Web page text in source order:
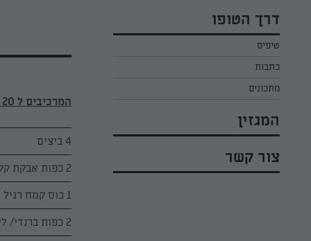
סלטים לפסח
עוגיות לפסח
קארין בנולול
מירי כהן
רובי מיכאל
דרך הטופו
טיפים
כתבות
מתכונים
המגזין
צור קשר
המרכיבים ל 20 מנות / תבנית אפיה מלבנית:
4 ביצים
2 כפות אבקת קקאו
1 כוס קמח רגיל
2 כפות ברנדי/ ליקר/ קוניאק (לא חובה)